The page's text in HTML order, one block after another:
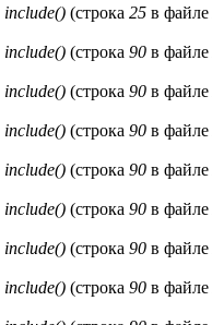
include() (строка 25 в файле
include() (строка 90 в файле
include() (строка 90 в файле
include() (строка 90 в файле
include() (строка 90 в файле
include() (строка 90 в файле
include() (строка 90 в файле
include() (строка 90 в файле